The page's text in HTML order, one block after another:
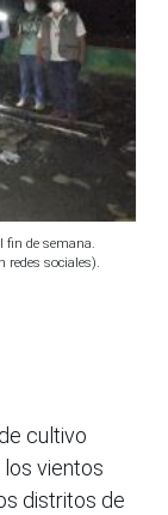
fin de semana.
redes sociales).
cultivo
vientos
distritos de